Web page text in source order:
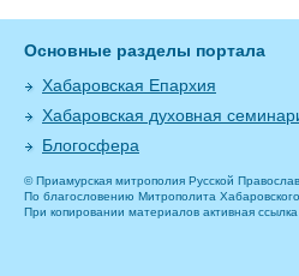
Основные разделы портала
Хабаровская Епархия
Хабаровская духовная
Блогосфера
© Приамурская митрополия Русской
По благословению Митрополита
При копировании материалов активная ссылка